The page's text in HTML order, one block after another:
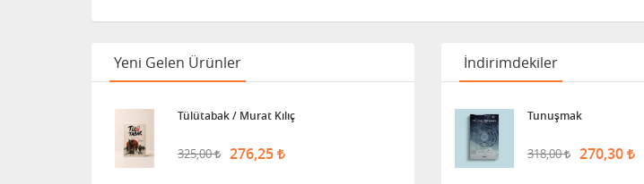
Yeni Gelen Ürünler
Tülütabak / Murat Kılıç
325,00 276,25
İndirimdekiler
Tunuşmak
318,00 270,30